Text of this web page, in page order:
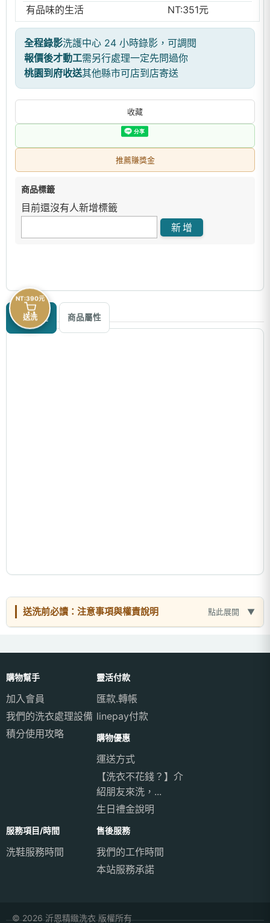
有品味的生活
NT:351元
全程錄影洗護中心 24 小時錄影，可調閱
報價後才動工需另行處理一定先問過你
桃園到府收送其他縣市可店到店寄送
收藏
推薦賺獎金
商品標籤
目前還沒有人新增標籤
商品描述 商品屬性
送洗前必讀：注意事項與權責說明 點此展開
購物幫手
加入會員
我們的洗衣處理設備
積分使用攻略
靈活付款
匯款.轉帳
linepay付款
購物優惠
運送方式
【洗衣不花錢？】介
紹朋友來洗，...
生日禮金說明
服務項目/時間
洗鞋服務時間
售後服務
我們的工作時間
本站服務承諾
© 2026 沂恩精緻洗衣 版權所有
NT:390元
送洗